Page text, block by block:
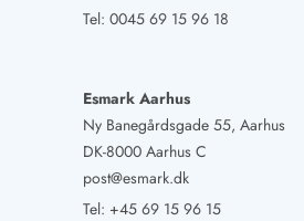
Tel: 0045 69 15 96 18
Esmark Aarhus
Ny Banegårdsgade 55, Aarhus
DK-8000 Aarhus C
post@esmark.dk
Tel: +45 69 15 96 15